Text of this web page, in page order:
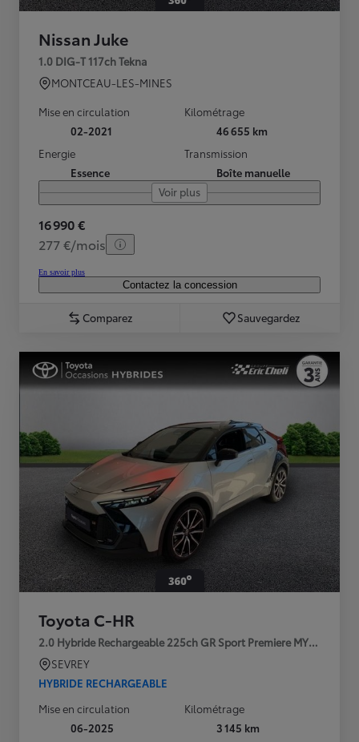
Nissan Juke
1.0 DIG-T 117ch Tekna
MONTCEAU-LES-MINES
Mise en circulation
02-2021
Kilométrage
46 655 km
Energie
Essence
Transmission
Boîte manuelle
Voir plus
16 990 €
277 €/mois
En savoir plus
Contactez la concession
Comparez Sauvegardez
Toyota C-HR
2.0 Hybride Rechargeable 225ch GR Sport Premiere MY25
SEVREY
HYBRIDE RECHARGEABLE
Mise en circulation
06-2025
Kilométrage
3 145 km